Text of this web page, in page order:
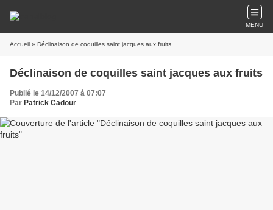
MENU
Accueil » Déclinaison de coquilles saint jacques aux fruits
Déclinaison de coquilles saint jacques aux fruits
Publié le 14/12/2007 à 07:07
Par Patrick Cadour